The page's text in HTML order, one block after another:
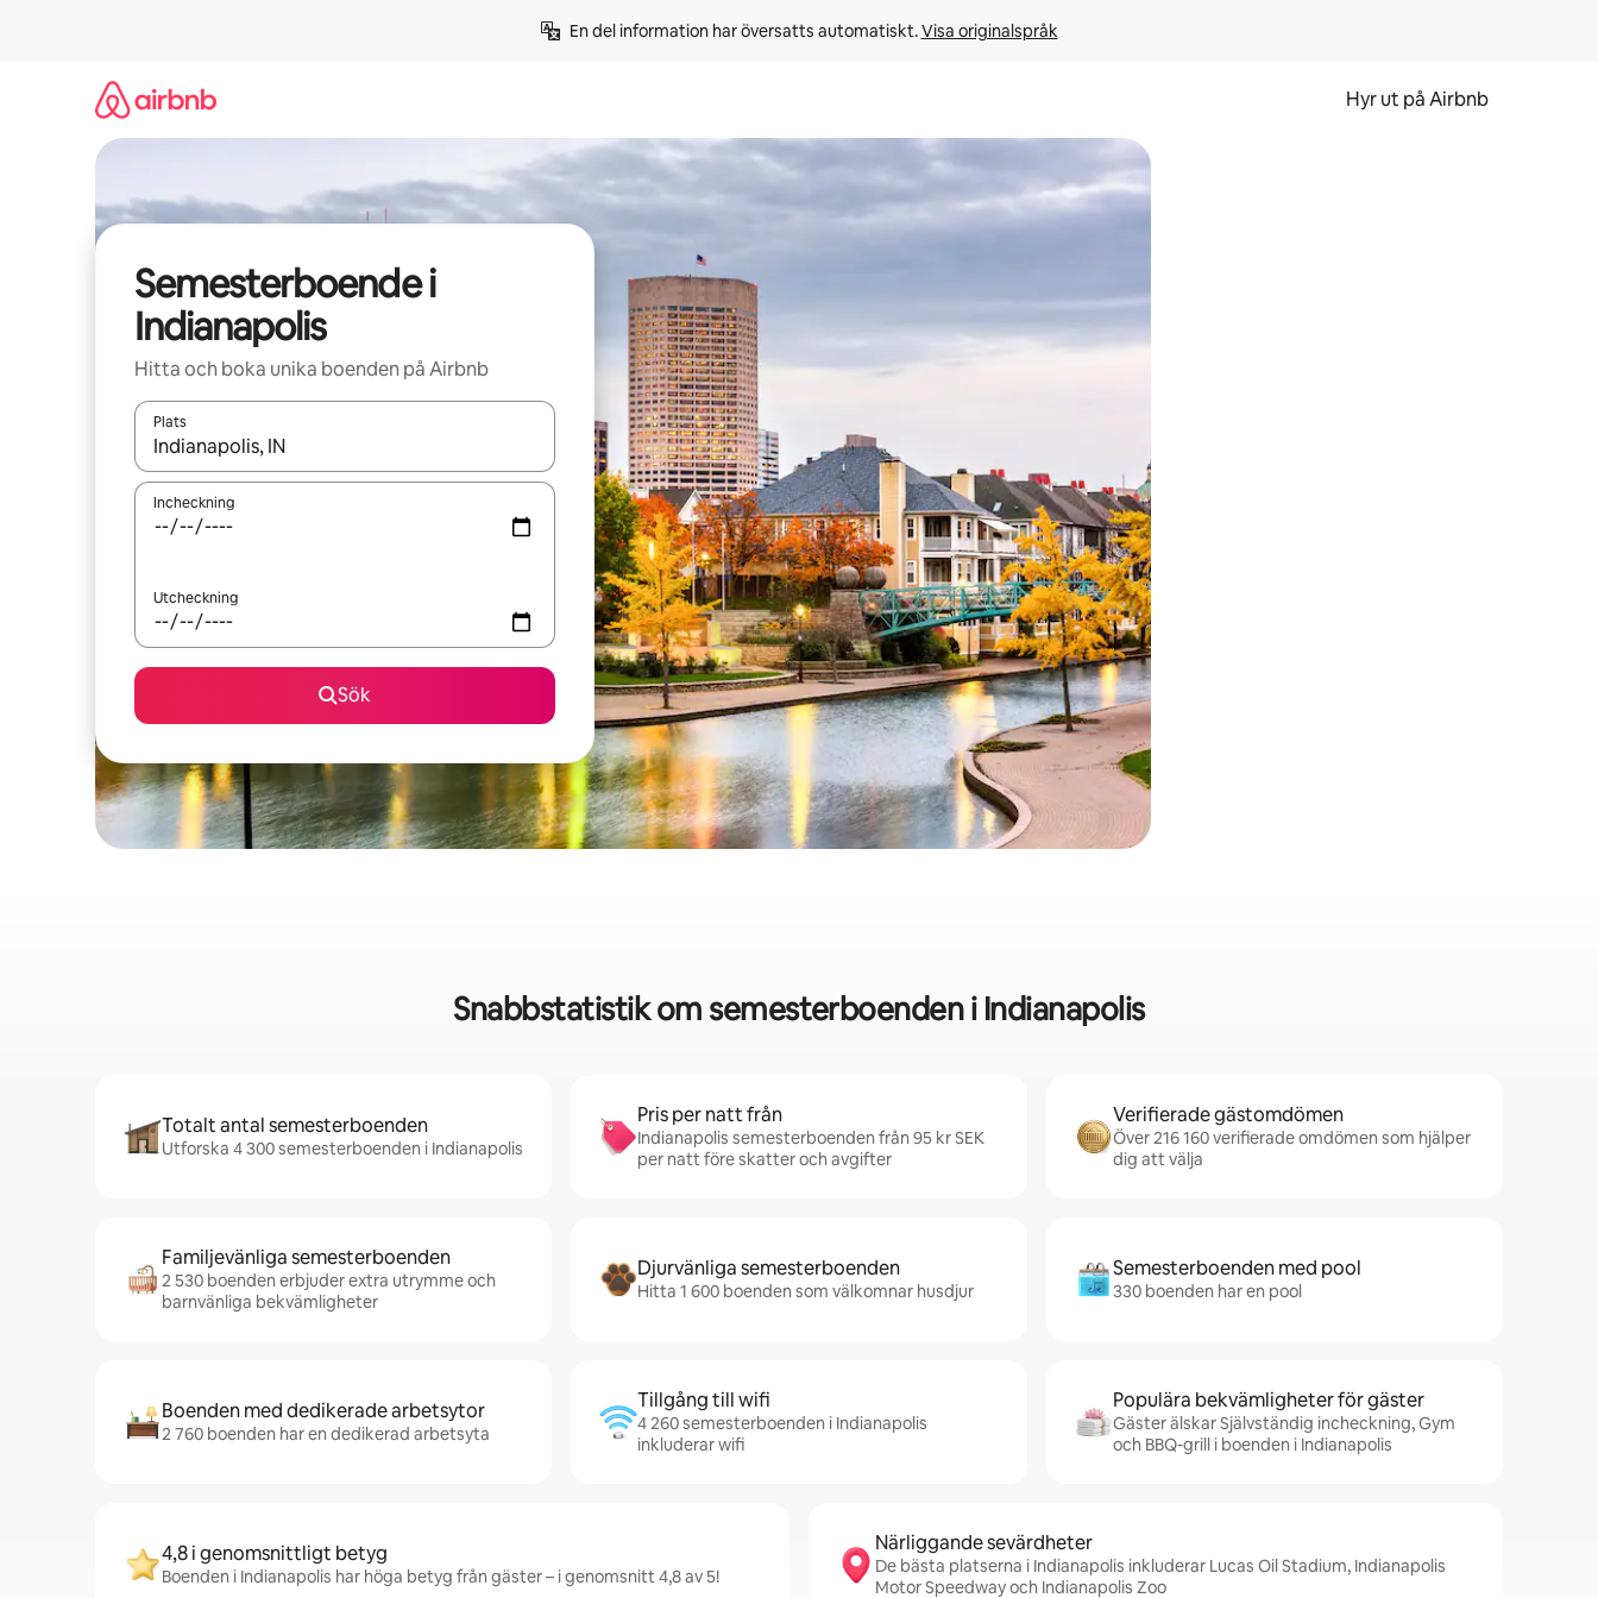
En del information har översatts automatiskt. Visa originalspråk
Hyr ut på Airbnb
Semesterboende i
Indianapolis
Hitta och boka unika boenden på Airbnb
Plats
När resultaten är tillgängliga kan du navigera med upp- och nedåtpilarna eller utforska genom att trycka eller svepa.
Incheckning
Utcheckning
Sök
Snabbstatistik om semesterboenden i Indianapolis
Totalt antal semesterboenden
Utforska 4 300 semesterboenden i Indianapolis
Pris per natt från
Indianapolis semesterboenden från 95 kr SEK
per natt före skatter och avgifter
Verifierade gästomdömen
Över 216 160 verifierade omdömen som hjälper
dig att välja
Familjevänliga semesterboenden
2 530 boenden erbjuder extra utrymme och
barnvänliga bekvämligheter
Djurvänliga semesterboenden
Hitta 1 600 boenden som välkomnar husdjur
Semesterboenden med pool
330 boenden har en pool
Boenden med dedikerade arbetsytor
2 760 boenden har en dedikerad arbetsyta
Tillgång till wifi
4 260 semesterboenden i Indianapolis
inkluderar wifi
Populära bekvämligheter för gäster
Gäster älskar Självständig incheckning, Gym
och BBQ-grill i boenden i Indianapolis
4,8 i genomsnittligt betyg
Boenden i Indianapolis har höga betyg från gäster – i genomsnitt 4,8 av 5!
Närliggande sevärdheter
De bästa platserna i Indianapolis inkluderar Lucas Oil Stadium, Indianapolis
Motor Speedway och Indianapolis Zoo